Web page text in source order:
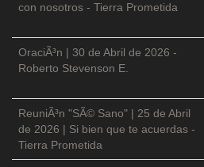
con nosotros - Tierra Prometida
OraciÃ³n | 30 de Abril de 2026 -
Roberto Stevenson E.
ReuniÃ³n "SÃ© Sano" | 25 de Abril
de 2026 | Si bien que te acuerdas -
Tierra Prometida